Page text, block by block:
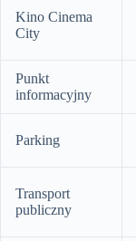
Kino Cinema
City
Punkt
informacyjny
Parking
Transport
publiczny